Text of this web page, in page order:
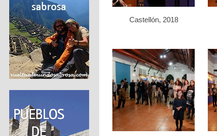
Castellón, 2018